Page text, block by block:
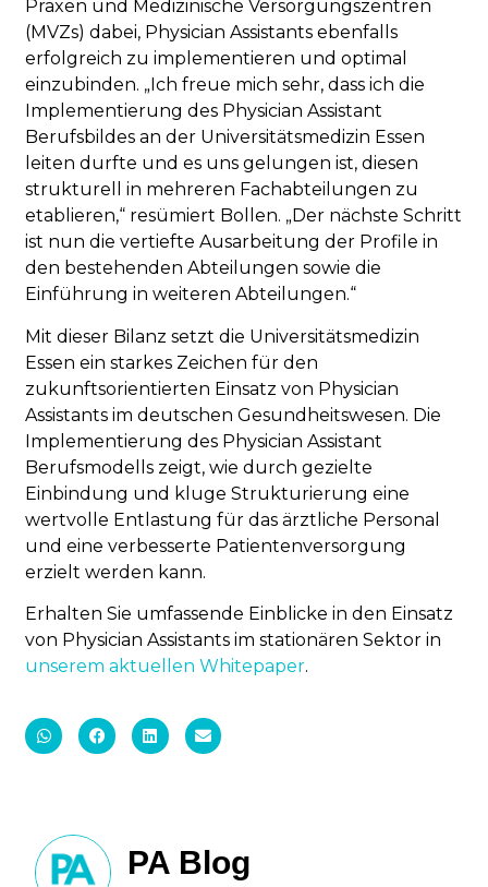
Praxen und Medizinische Versorgungszentren
(MVZs) dabei, Physician Assistants ebenfalls
erfolgreich zu implementieren und optimal
einzubinden. „Ich freue mich sehr, dass ich die
Implementierung des Physician Assistant
Berufsbildes an der Universitätsmedizin Essen
leiten durfte und es uns gelungen ist, diesen
strukturell in mehreren Fachabteilungen zu
etablieren,“ resümiert Bollen. „Der nächste Schritt
ist nun die vertiefte Ausarbeitung der Profile in
den bestehenden Abteilungen sowie die
Einführung in weiteren Abteilungen.“
Mit dieser Bilanz setzt die Universitätsmedizin
Essen ein starkes Zeichen für den
zukunftsorientierten Einsatz von Physician
Assistants im deutschen Gesundheitswesen. Die
Implementierung des Physician Assistant
Berufsmodells zeigt, wie durch gezielte
Einbindung und kluge Strukturierung eine
wertvolle Entlastung für das ärztliche Personal
und eine verbesserte Patientenversorgung
erzielt werden kann.
Erhalten Sie umfassende Einblicke in den Einsatz
von Physician Assistants im stationären Sektor in
unserem aktuellen Whitepaper.
PA Blog